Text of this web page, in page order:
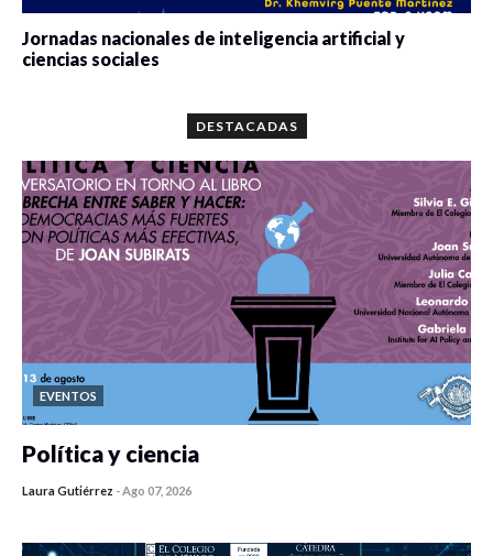
Jornadas nacionales de inteligencia artificial y
ciencias sociales
DESTACADAS
EVENTOS
Política y ciencia
Laura Gutiérrez -Ago 07, 2026